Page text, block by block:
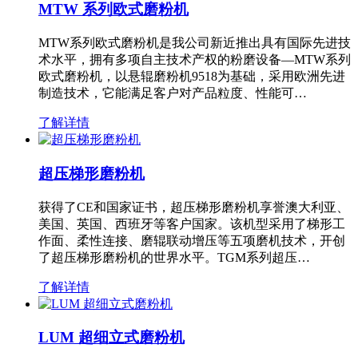
MTW 系列欧式磨粉机
MTW系列欧式磨粉机是我公司新近推出具有国际先进技
术水平，拥有多项自主技术产权的粉磨设备—MTW系列
欧式磨粉机，以悬辊磨粉机9518为基础，采用欧洲先进
制造技术，它能满足客户对产品粒度、性能可…
了解详情
超压梯形磨粉机
获得了CE和国家证书，超压梯形磨粉机享誉澳大利亚、
美国、英国、西班牙等客户国家。该机型采用了梯形工
作面、柔性连接、磨辊联动增压等五项磨机技术，开创
了超压梯形磨粉机的世界水平。TGM系列超压…
了解详情
LUM 超细立式磨粉机